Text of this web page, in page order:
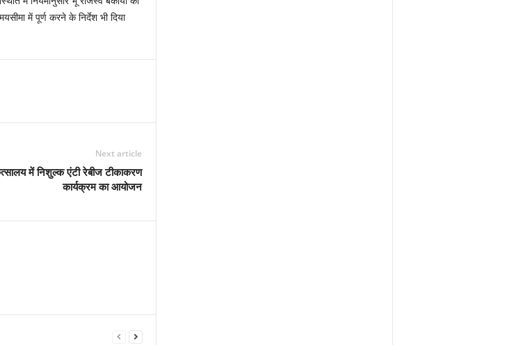
में पूर्ण करने के निर्देश भी दिया
Next article
में निशुल्क एंटी रेबीज टीकाकरण
कार्यक्रम का आयोजन